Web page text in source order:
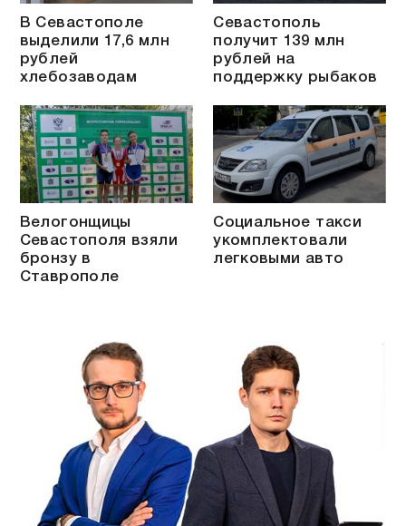
В Севастополе
выделили 17,6 млн
рублей
хлебозаводам
Севастополь
получит 139 млн
рублей на
поддержку рыбаков
Велогонщицы
Севастополя взяли
бронзу в
Ставрополе
Социальное такси
укомплектовали
легковыми авто